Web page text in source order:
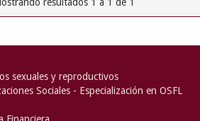
sexuales y reproductivos
Sociales - Especialización en OSFL